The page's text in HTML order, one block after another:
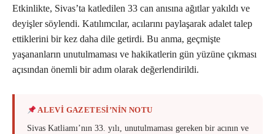
Etkinlikte, Sivas’ta katledilen 33 can anısına ağıtlar yakıldı ve
deyişler söylendi. Katılımcılar, acılarını paylaşarak adalet talep
ettiklerini bir kez daha dile getirdi. Bu anma, geçmişte
yaşananların unutulmaması ve hakikatlerin gün yüzüne çıkması
açısından önemli bir adım olarak değerlendirildi.
ALEVİ GAZETESİ’NİN NOTU
Sivas Katliamı’nın 33. yılı, unutulmaması gereken bir acının ve